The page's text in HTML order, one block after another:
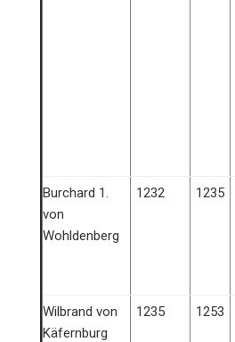
Burchard 1.
von
Wohldenberg
1232 1235
Wilbrand von
Käfernburg
1235 1253